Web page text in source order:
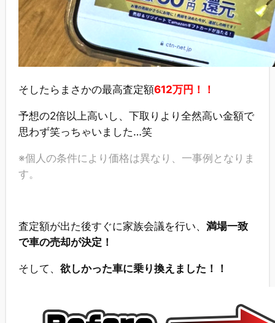
そしたらまさかの最高査定額612万円！！
予想の2倍以上高いし、下取りより全然高い金額で
思わず笑っちゃいました…笑
※個人の条件により価格は異なり、一事例となりま
す。
査定額が出た後すぐに家族会議を行い、 満場一致
で車の売却が決定！
そして、 欲しかった車に乗り換えました！！